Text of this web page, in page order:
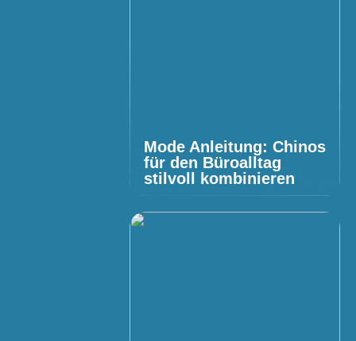
Mode Anleitung: Chinos
für den Büroalltag
stilvoll kombinieren